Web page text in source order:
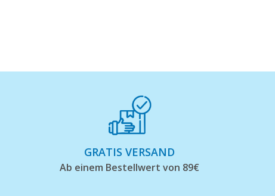
GRATIS VERSAND
Ab einem Bestellwert von 89€